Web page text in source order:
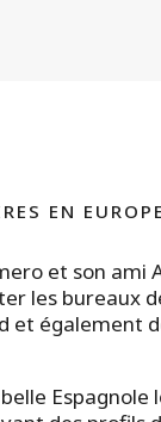
EN
et son
les bureaux
et
Espagnole